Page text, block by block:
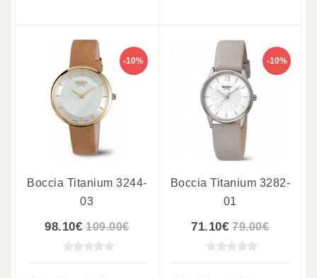
-10%
Boccia Titanium 3244-
03
98.10€ 109.00€
-10%
Boccia Titanium 3282-
01
71.10€ 79.00€